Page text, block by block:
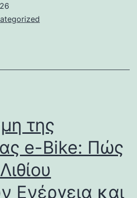
της
e-Bike: Πώς
Ενέργεια και